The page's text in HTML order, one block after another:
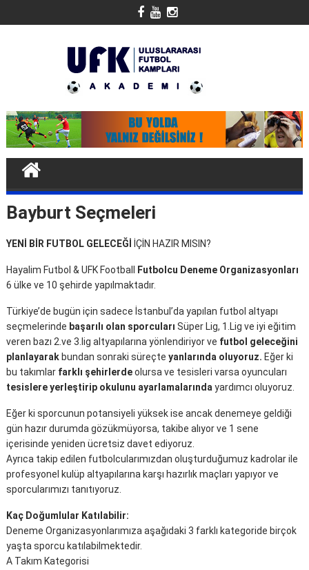
Bayburt Seçmeleri
YENİ BİR FUTBOL GELECEĞİ İÇİN HAZIR MISIN?
Hayalim Futbol & UFK Football
Futbolcu Deneme Organizasyonları
6 ülke ve 10 şehirde yapılmaktadır.
Türkiye’de bugün için sadece İstanbul’da yapılan futbol altyapı
seçmelerinde başarılı olan sporcuları Süper Lig, 1.Lig ve iyi eğitim
veren bazı 2.ve 3.lig altyapılarına yönlendiriyor ve futbol geleceğini
planlayarak bundan sonraki süreçteyanlarında oluyoruz. Eğer ki
bu takımlar farklı şehirlerdeolursa ve tesisleri varsa oyuncuları
tesislere yerleştirip okulunu ayarlamalarında yardımcı oluyoruz.
Eğer ki sporcunun potansiyeli yüksek ise ancak denemeye geldiği
gün hazır durumda gözükmüyorsa, takibe alıyor ve 1 sene
içerisinde yeniden ücretsiz davet ediyoruz.
Ayrıca takip edilen futbolcularımızdan oluşturduğumuz kadrolar ile
profesyonel kulüp altyapılarına karşı hazırlık maçları yapıyor ve
sporcularımızı tanıtıyoruz.
Kaç Doğumlular Katılabilir:
Deneme Organizasyonlarımıza aşağıdaki 3 farklı kategoride birçok
yaşta sporcu katılabilmektedir.
A Takım Kategorisi